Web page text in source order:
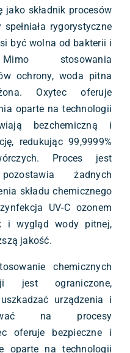
jako składnik procesów
rygorystyczne
być wolna od bakterii i
stosowania
ochrony, woda pitna
Oxytec oferuje
oparte na technologii
bezchemiczną i
redukując 99,9999%
Proces jest
żadnych
składu chemicznego
UV-C ozonem
i wygląd wody pitnej,
jakość.
chemicznych
jest ograniczone,
urządzenia i
na procesy
oferuje bezpieczne i
oparte na technologii